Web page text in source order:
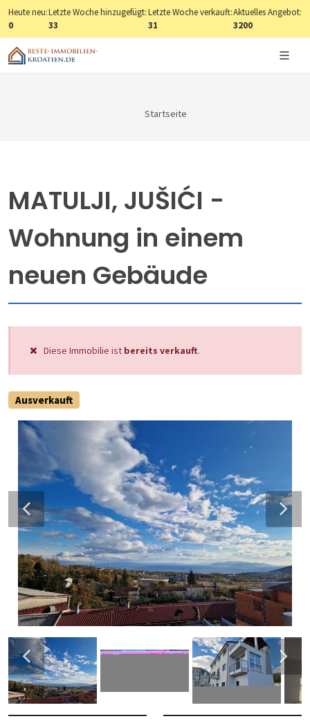
Heute neu:
0
Letzte Woche hinzugefügt:
33
Letzte Woche verkauft:
31
Aktuelles Angebot:
3200
Startseite
MATULJI, JUŠIĆI -
Wohnung in einem
neuen Gebäude
Diese Immobilie ist bereits verkauft.
Ausverkauft